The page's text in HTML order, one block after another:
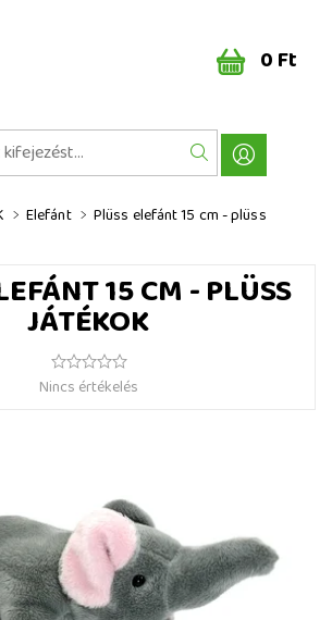
0 Ft
Elefánt
Plüss elefánt 15 cm - plüss
15 CM - PLÜSS
JÁTÉKOK
Nincs értékelés